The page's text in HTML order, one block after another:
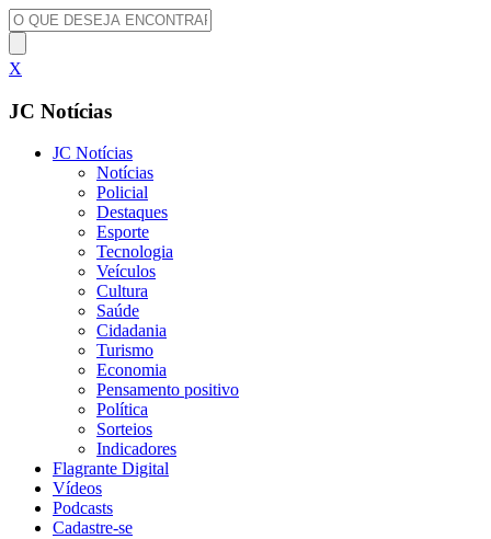
X
JC Notícias
JC Notícias
Notícias
Policial
Destaques
Esporte
Tecnologia
Veículos
Cultura
Saúde
Cidadania
Turismo
Economia
Pensamento positivo
Política
Sorteios
Indicadores
Flagrante Digital
Vídeos
Podcasts
Cadastre-se